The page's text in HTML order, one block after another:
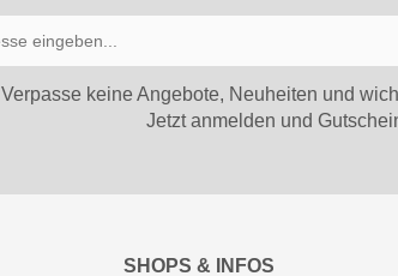
Verpasse keine Angebote, Neuheiten und
Jetzt anmelden und
SHOPS & INFOS